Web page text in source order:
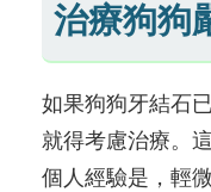
治療狗狗
如果狗狗牙結石
就得考慮治療。
個人經驗是，輕